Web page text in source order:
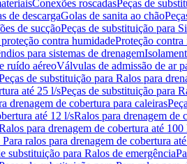
Conexões roscadasPeças de
de descargaGolas de sanita ao chão
de sucçãoPeças de substituição para
contra humidadeProteção contra
para sistemas de drenagem
ruído aéreoVálvulas de admissão de ar
de substituição para Ralos para
até 25 l/sPeças de substituição para
drenagem de cobertura para caleiras
até 12 l/sRalos para drenagem de
para drenagem de cobertura até 100
ralos para drenagem de cobertura
substituição para Ralos de emergência